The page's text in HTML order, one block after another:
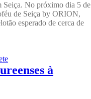
Seiça. No próximo dia 5 de
de Seiça by ORION,
esperado de cerca de
à